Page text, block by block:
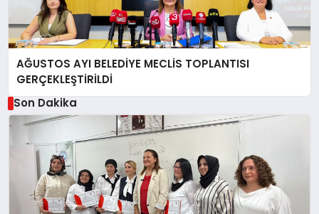
AĞUSTOS AYI BELEDİYE MECLİS TOPLANTISI
GERÇEKLEŞTİRİLDİ
Son Dakika